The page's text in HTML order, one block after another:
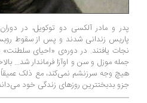
پدر و مادر آلکسی دو توکویل، در
پاریس زندانی شدند و پس از سقوط
نجات یافتند. در دوره‌ی «احیای سلطنت»
جمله موزل و سن و اوآزا فرماندار شد...
هیچ وجه سرزنشم نمی‌کند، مع ذلک عمیقاً
جزو بدبختترین روزهای زندگی خود